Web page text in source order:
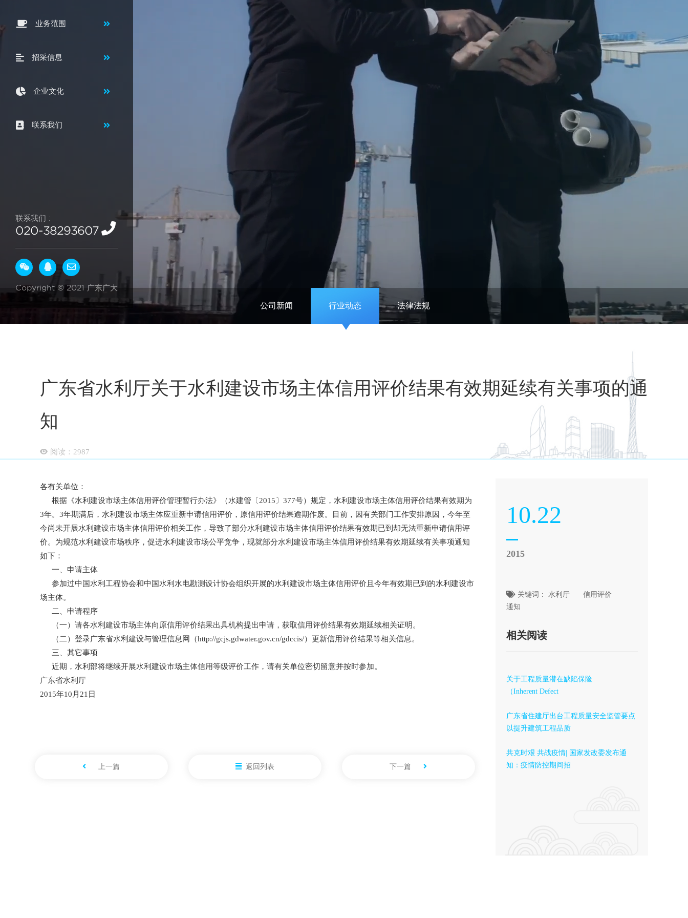
业务范围
招采信息
企业文化
联系我们
联系我们 :
020-38293607
Copyright © 2021 广东广大
公司新闻 行业动态 法律法规
广东省水利厅关于水利建设市场主体信用评价结果有效期延续有关事项的通
知
阅读： 2987
各有关单位：
根据《水利建设市场主体信用评价管理暂行办法》（水建管〔2015〕377号）规定，水利建设市场主体信用评价结果有效期为
3年。3年期满后，水利建设市场主体应重新申请信用评价，原信用评价结果逾期作废。目前，因有关部门工作安排原因，今年至
今尚未开展水利建设市场主体信用评价相关工作，导致了部分水利建设市场主体信用评价结果有效期已到却无法重新申请信用评
价。为规范水利建设市场秩序，促进水利建设市场公平竞争，现就部分水利建设市场主体信用评价结果有效期延续有关事项通知
如下：
一、申请主体
参加过中国水利工程协会和中国水利水电勘测设计协会组织开展的水利建设市场主体信用评价且今年有效期已到的水利建设市
场主体。
二、申请程序
（一）请各水利建设市场主体向原信用评价结果出具机构提出申请，获取信用评价结果有效期延续相关证明。
（二）登录广东省水利建设与管理信息网（http://gcjs.gdwater.gov.cn/gdccis/）更新信用评价结果等相关信息。
三、其它事项
近期，水利部将继续开展水利建设市场主体信用等级评价工作，请有关单位密切留意并按时参加。
广东省水利厅
2015年10月21日
上一篇 返回列表 下一篇
10.22
2015
关键词： 水利厅
信用评价
通知
相关阅读
关于工程质量潜在缺陷保险
（Inherent Defect
广东省住建厅出台工程质量安全监管要点
以提升建筑工程品质
共克时艰 共战疫情| 国家发改委发布通
知：疫情防控期间招